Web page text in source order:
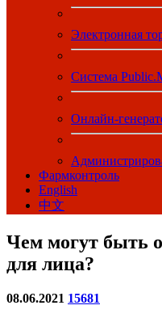
Электронная
Система
Онлайн-
Фармконтроль
English
中文
Чем могут быть
для лица?
08.06.2021 15681